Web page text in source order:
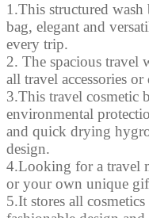
化
妝
用
品
套
件
數
量
1.This structured
bag, elegant and
every trip.
2. The spacious travel
all travel accessories
3.This travel cosmetic
environmental
and quick drying
design.
4.Looking for a travel
or your own unique
5.It stores all